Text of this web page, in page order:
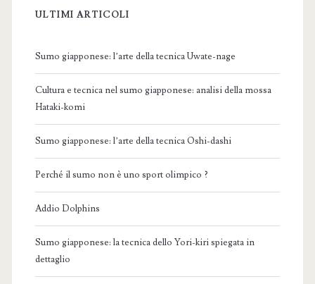
ULTIMI ARTICOLI
Sumo giapponese: l’arte della tecnica Uwate-nage
Cultura e tecnica nel sumo giapponese: analisi della mossa
Hataki-komi
Sumo giapponese: l’arte della tecnica Oshi-dashi
Perché il sumo non è uno sport olimpico ?
Addio Dolphins
Sumo giapponese: la tecnica dello Yori-kiri spiegata in
dettaglio